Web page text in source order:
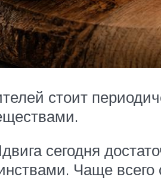
стоит
сегодня
Чаще